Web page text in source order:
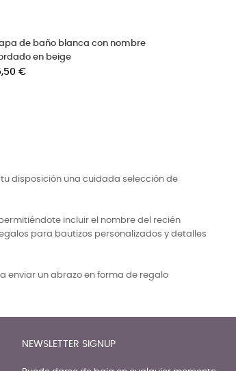
con el
Capa de baño con orejitas
disposición una cuidada selección de
incluir el nombre del recién
para bautizos personalizados y detalles
enviar un abrazo en forma de regalo
NEWSLETTER SIGNUP